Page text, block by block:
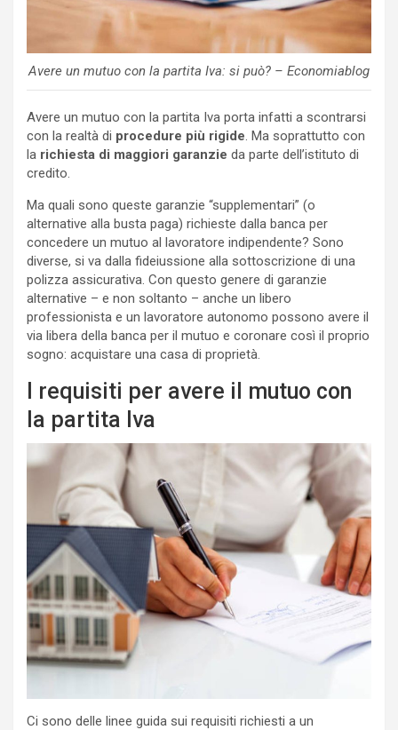
Avere un mutuo con la partita Iva: si può? – Economiablog
Avere un mutuo con la partita Iva porta infatti a scontrarsi
con la realtà di procedure più rigide . Ma soprattutto con
la richiesta di maggiori garanzie da parte dell’istituto di
credito.
Ma quali sono queste garanzie “supplementari” (o
alternative alla busta paga) richieste dalla banca per
concedere un mutuo al lavoratore indipendente? Sono
diverse, si va dalla fideiussione alla sottoscrizione di una
polizza assicurativa. Con questo genere di garanzie
alternative – e non soltanto – anche un libero
professionista e un lavoratore autonomo possono avere il
via libera della banca per il mutuo e coronare così il proprio
sogno: acquistare una casa di proprietà.
I requisiti per avere il mutuo con
la partita Iva
Ci sono delle linee guida sui requisiti richiesti a un